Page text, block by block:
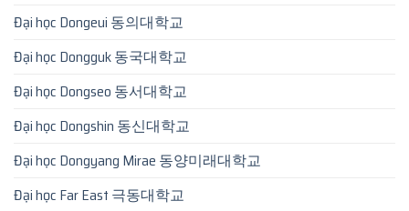
Đại học Dongeui 동의대학교
Đại học Dongguk 동국대학교
Đại học Dongseo 동서대학교
Đại học Dongshin 동신대학교
Đại học Dongyang Mirae 동양미래대학교
Đại học Far East 극동대학교